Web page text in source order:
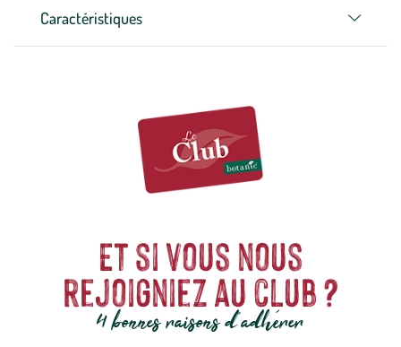
Caractéristiques
Et si vous nous
rejoigniez au club ?
4 bonnes raisons d'adhérer